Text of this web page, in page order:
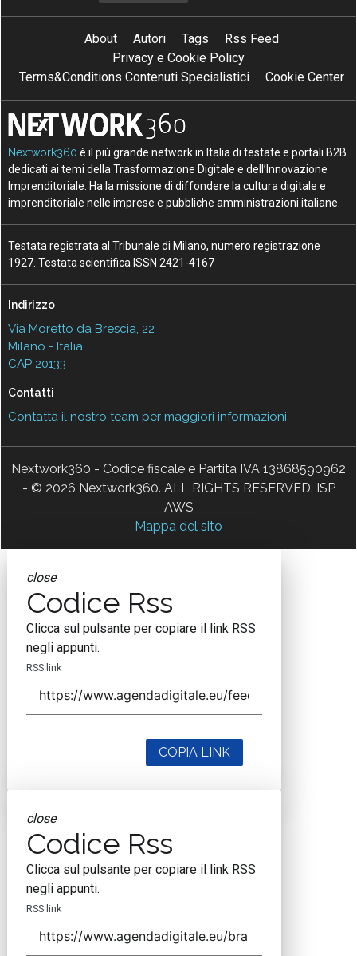
About Autori Tags
Rss Feed
Privacy e Cookie Policy
Terms&Conditions Contenuti Specialistici
Cookie Center
Nextwork360 è il più grande network in Italia di testate e portali B2B
dedicati ai temi della Trasformazione Digitale e dell’Innovazione
Imprenditoriale. Ha la missione di diffondere la cultura digitale e
imprenditoriale nelle imprese e pubbliche amministrazioni italiane.
Testata registrata al Tribunale di Milano, numero registrazione
1927. Testata scientifica ISSN 2421-4167
Indirizzo
Via Moretto da Brescia, 22
Milano - Italia
CAP 20133
Contatti
Contatta il nostro team per maggiori informazioni
Nextwork360 - Codice fiscale e Partita IVA 13868590962
- © 2026 Nextwork360. ALL RIGHTS RESERVED. ISP
AWS
Mappa del sito
close
Codice Rss
Clicca sul pulsante per copiare il link RSS
negli appunti.
RSS link
COPIA LINK
close
Codice Rss
Clicca sul pulsante per copiare il link RSS
negli appunti.
RSS link